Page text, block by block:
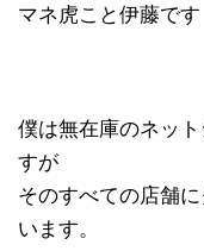
マネ虎こと伊藤です
僕は無在庫のネッ
すが
そのすべての店舗
います。